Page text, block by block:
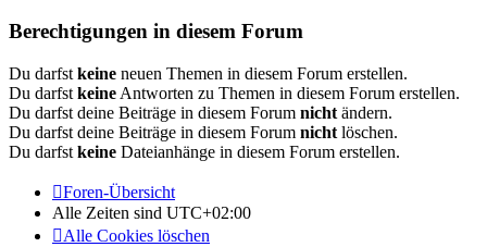
Berechtigungen in diesem Forum
Du darfst keine neuen Themen in diesem Forum erstellen.
Du darfst keine Antworten zu Themen in diesem Forum erstellen.
Du darfst deine Beiträge in diesem Forum nicht ändern.
Du darfst deine Beiträge in diesem Forum nicht löschen.
Du darfst keine Dateianhänge in diesem Forum erstellen.
Foren-Übersicht
Alle Zeiten sind UTC+02:00
Alle Cookies löschen